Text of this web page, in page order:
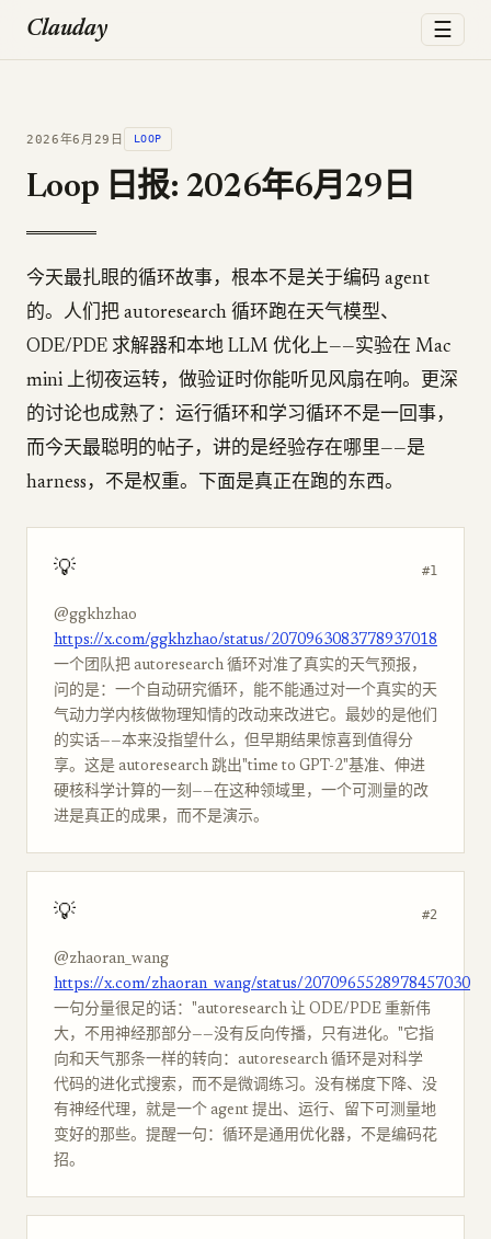
Clauday ☰
2026年6月29日 LOOP
Loop 日报: 2026年6月29日
今天最扎眼的循环故事，根本不是关于编码 agent
的。人们把 autoresearch 循环跑在天气模型、
ODE/PDE 求解器和本地 LLM 优化上——实验在 Mac
mini 上彻夜运转，做验证时你能听见风扇在响。更深
的讨论也成熟了：运行循环和学习循环不是一回事，
而今天最聪明的帖子，讲的是经验存在哪里——是
harness，不是权重。下面是真正在跑的东西。
💡 #1
@ggkhzhao
https://x.com/ggkhzhao/status/2070963083778937018
一个团队把 autoresearch 循环对准了真实的天气预报，
问的是：一个自动研究循环，能不能通过对一个真实的天
气动力学内核做物理知情的改动来改进它。最妙的是他们
的实话——本来没指望什么，但早期结果惊喜到值得分
享。这是 autoresearch 跳出"time to GPT-2"基准、伸进
硬核科学计算的一刻——在这种领域里，一个可测量的改
进是真正的成果，而不是演示。
💡 #2
@zhaoran_wang
https://x.com/zhaoran_wang/status/2070965528978457030
一句分量很足的话："autoresearch 让 ODE/PDE 重新伟
大，不用神经那部分——没有反向传播，只有进化。"它指
向和天气那条一样的转向：autoresearch 循环是对科学
代码的进化式搜索，而不是微调练习。没有梯度下降、没
有神经代理，就是一个 agent 提出、运行、留下可测量地
变好的那些。提醒一句：循环是通用优化器，不是编码花
招。